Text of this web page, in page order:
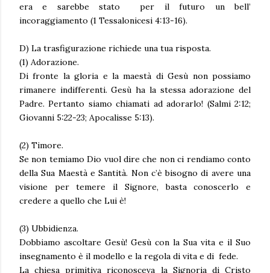
era e sarebbe stato per il futuro un bell’
incoraggiamento (1 Tessalonicesi 4:13-16).
D) La trasfigurazione richiede una tua risposta.
(1) Adorazione.
Di fronte la gloria e la maestà di Gesù non possiamo
rimanere indifferenti. Gesù ha la stessa adorazione del
Padre. Pertanto siamo chiamati ad adorarlo! (Salmi 2:12;
Giovanni 5:22-23; Apocalisse 5:13).
(2) Timore.
Se non temiamo Dio vuol dire che non ci rendiamo conto
della Sua Maestà e Santità. Non c’è bisogno di avere una
visione per temere il Signore, basta conoscerlo e
credere a quello che Lui è!
(3) Ubbidienza.
Dobbiamo ascoltare Gesù! Gesù con la Sua vita e il Suo
insegnamento è il modello e la regola di vita e di fede.
La chiesa primitiva riconosceva la Signoria di Cristo